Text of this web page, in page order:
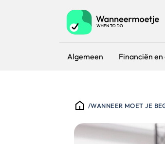
Algemeen Financiën
/WANNEER MOET JE